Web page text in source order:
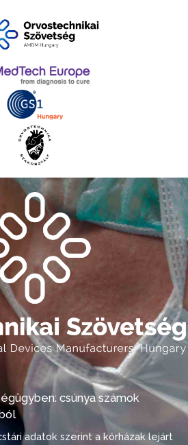
csúnya számok
adatok szerint a kórházak lejárt